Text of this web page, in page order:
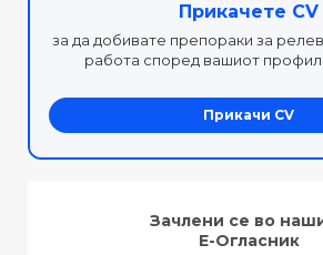
Прикачете CV
за да добивате препораки за
работа според вашиот профил
Прикачи CV
Зачлени се во
Е-Огласник